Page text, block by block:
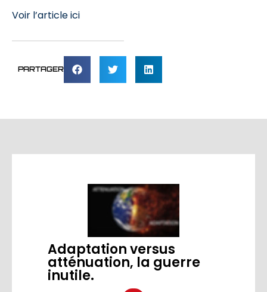
Voir l’article ici
PARTAGER
Adaptation versus
atténuation, la guerre
inutile.